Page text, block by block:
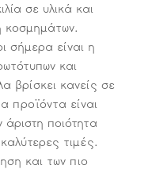
σε υλικά και
κοσμημάτων.
σήμερα είναι η
και
βρίσκει κανείς σε
προϊόντα είναι
ποιότητα
τιμές.
και των πιο